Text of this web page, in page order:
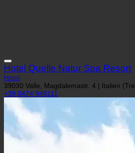
Hotel Quelle Natur Spa Resort
Hotel
39030 Valle, Magdalemastr. 4 | Italien
+39 0474 948111